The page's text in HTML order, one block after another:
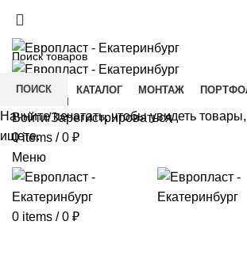
ГЛАВНАЯ КАТАЛОГ МОНТАЖ
КОНТАКТЫ
Войти/Зарегистрироваться
0items / 0 ₽
Меню
0 items / 0 ₽
ПОИСК
Начните печатать, чтобы увидеть
ищете.